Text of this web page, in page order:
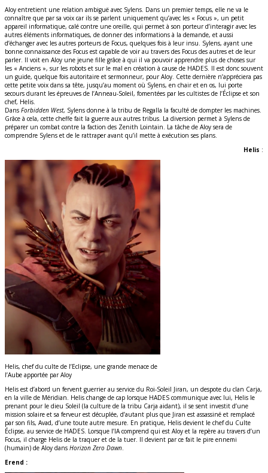
Aloy entretient une relation ambiguë avec Sylens. Dans un premier temps, elle ne va le
connaître que par sa voix car ils se parlent uniquement qu’avec les « Focus », un petit
appareil informatique, calé contre une oreille, qui permet à son porteur d’interagir avec les
autres éléments informatiques, de donner des informations à la demande, et aussi
d’échanger avec les autres porteurs de Focus, quelques fois à leur insu. Sylens, ayant une
bonne connaissance des Focus est capable de voir au travers des Focus des autres et de leur
parler. Il voit en Aloy une jeune fille grâce à qui il va pouvoir apprendre plus de choses sur
les « Anciens », sur les robots et sur le mal en création à cause de HADES. Il est donc souvent
un guide, quelque fois autoritaire et sermonneur, pour Aloy. Cette dernière n’appréciera pas
cette petite voix dans sa tête, jusqu’au moment où Sylens, en chair et en os, lui porte
secours durant les épreuves de l’Anneau-Soleil, fomentées par les cultistes de l’Éclipse et son
chef, Helis.
Dans Forbidden West, Sylens donne à la tribu de Regalla la faculté de dompter les machines.
Grâce à cela, cette cheffe fait la guerre aux autres tribus. La diversion permet à Sylens de
préparer un combat contre la faction des Zenith Lointain. La tâche de Aloy sera de
comprendre Sylens et de le rattraper avant qu’il mette à exécution ses plans.
Helis :
Helis, chef du culte de l’Eclipse, une grande menace de
l’Aube apportée par Aloy
Helis est d’abord un fervent guerrier au service du Roi-Soleil Jiran, un despote du clan Carja,
en la ville de Méridian. Helis change de cap lorsque HADES communique avec lui, Helis le
prenant pour le dieu Soleil (la culture de la tribu Carja aidant), il se sent investit d’une
mission solaire et sa ferveur est décuplée, d’autant plus que Jiran est assassiné et remplacé
par son fils, Avad, d’une toute autre mesure. En pratique, Helis devient le chef du Culte
Éclipse, au service de HADES. Lorsque l’IA comprend qui est Aloy et la repère au travers d’un
Focus, il charge Helis de la traquer et de la tuer. Il devient par ce fait le pire ennemi
(humain) de Aloy dans Horizon Zero Dawn
Erend :